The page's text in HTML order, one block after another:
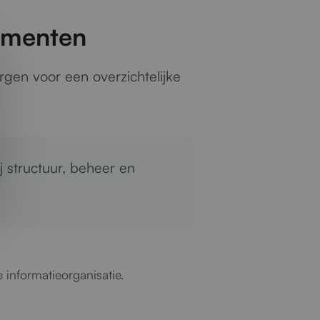
voor een overzichtelijke
beheer en
informatieorganisatie.